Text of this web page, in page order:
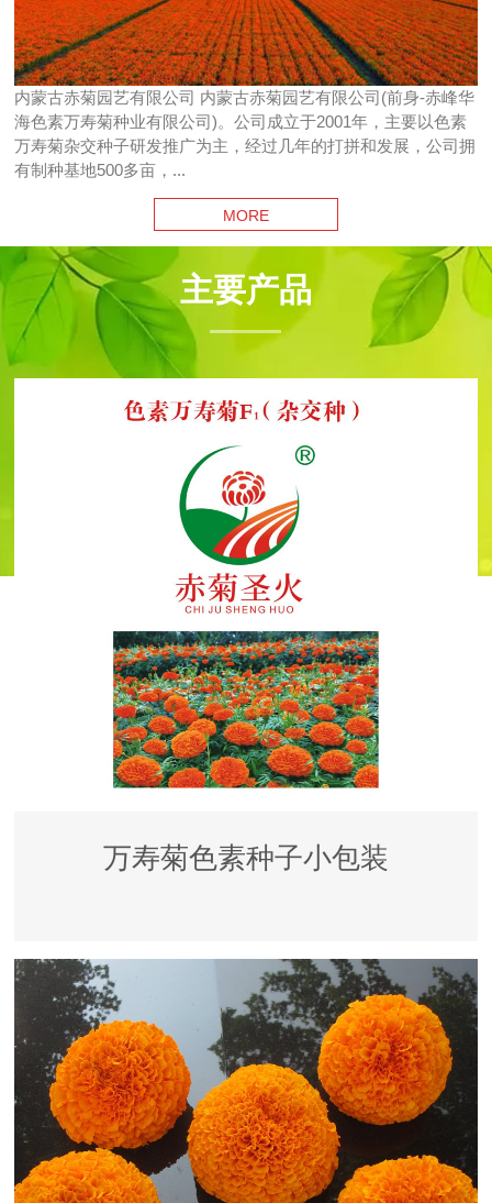
内蒙古赤菊园艺有限公司 内蒙古赤菊园艺有限公司(前身-赤峰华
海色素万寿菊种业有限公司)。公司成立于2001年，主要以色素
万寿菊杂交种子研发推广为主，经过几年的打拼和发展，公司拥
有制种基地500多亩，...
MORE
主要产品
万寿菊色素种子小包装